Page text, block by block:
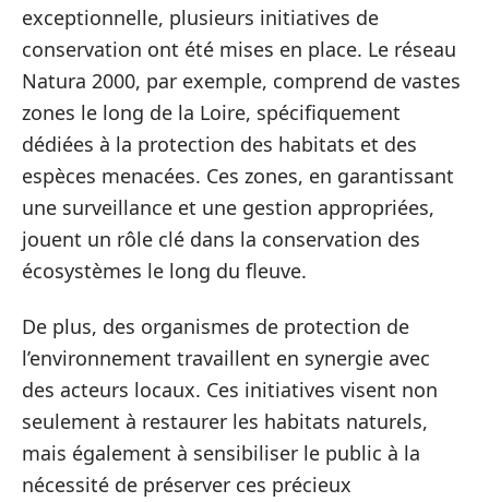
exceptionnelle, plusieurs initiatives de
conservation ont été mises en place. Le réseau
Natura 2000, par exemple, comprend de vastes
zones le long de la Loire, spécifiquement
dédiées à la protection des habitats et des
espèces menacées. Ces zones, en garantissant
une surveillance et une gestion appropriées,
jouent un rôle clé dans la conservation des
écosystèmes le long du fleuve.
De plus, des organismes de protection de
l’environnement travaillent en synergie avec
des acteurs locaux. Ces initiatives visent non
seulement à restaurer les habitats naturels,
mais également à sensibiliser le public à la
nécessité de préserver ces précieux